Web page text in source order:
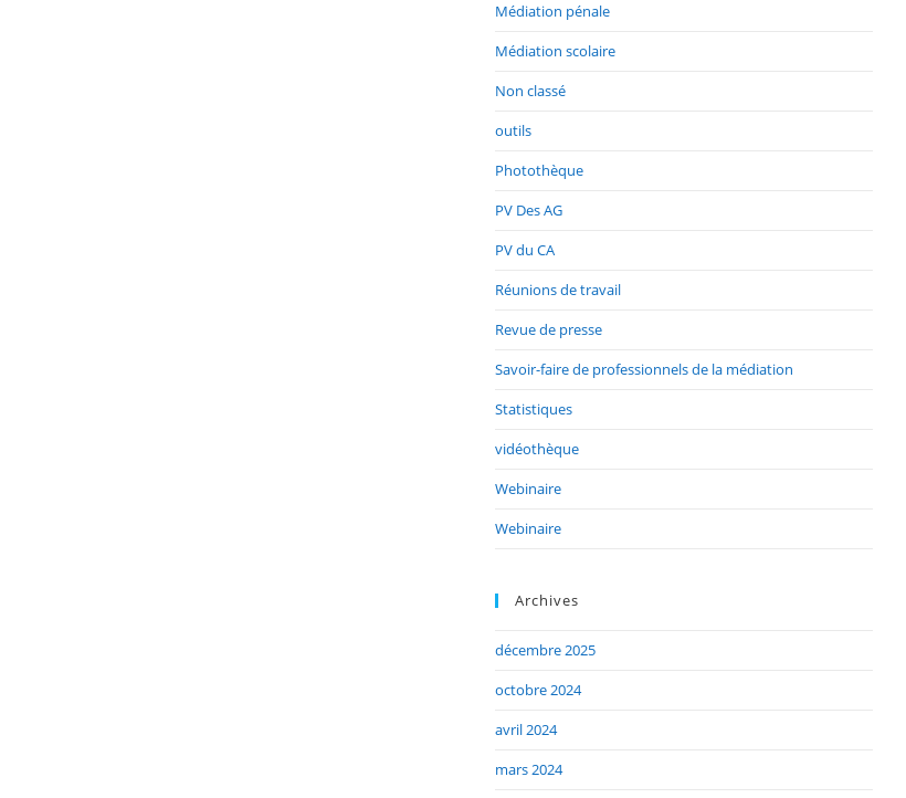
Médiation pénale
Médiation scolaire
Non classé
outils
Photothèque
PV Des AG
PV du CA
Réunions de travail
Revue de presse
Savoir-faire de professionnels de la médiation
Statistiques
vidéothèque
Webinaire
Webinaire
Archives
décembre 2025
octobre 2024
avril 2024
mars 2024